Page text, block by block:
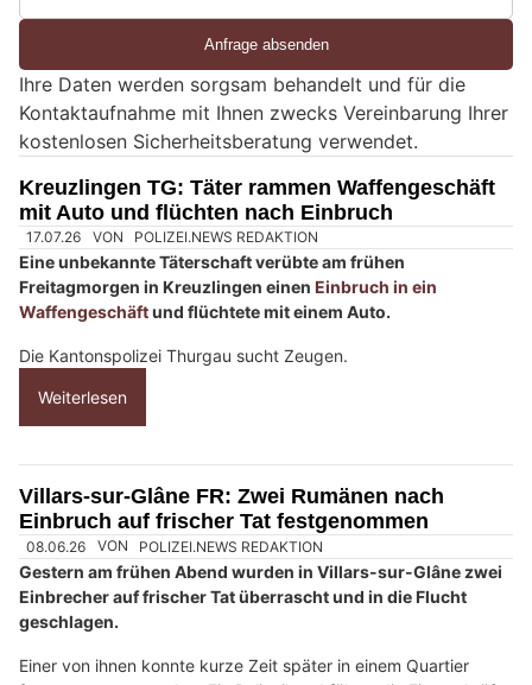
e
i
n
e
n
s
c
h
D
a
n
w
ä
h
l
e
n
S
Ihre Daten werden sorgsam behandelt und für die
Kontaktaufnahme mit Ihnen zwecks Vereinbarung Ihrer
kostenlosen Sicherheitsberatung verwendet.
Kreuzlingen TG: Täter rammen Waffengeschäft
mit Auto und flüchten nach Einbruch
17.07.26 VON POLIZEI.NEWS REDAKTION
Eine unbekannte Täterschaft verübte am frühen
Waffengeschäftund flüchtete mit einem Auto.